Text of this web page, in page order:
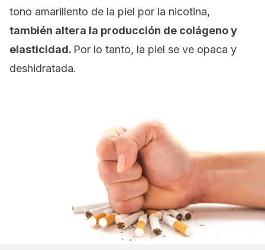
tono amarillento de la piel por la nicotina,
también altera la producción de colágeno y
elasticidad. Por lo tanto, la piel se ve opaca y
deshidratada.